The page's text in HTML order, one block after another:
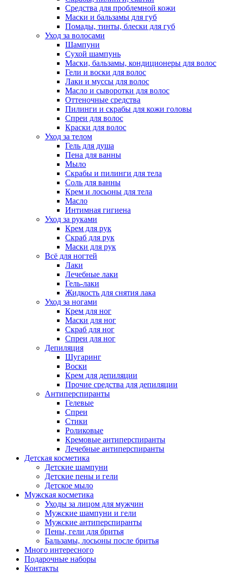
Средства для проблемной кожи
Маски и бальзамы для губ
Помады, тинты, блески для губ
Уход за волосами
Шампуни
Сухой шампунь
Маски, бальзамы, кондиционеры для волос
Гели и воски для волос
Лаки и муссы для волос
Масло и сыворотки для волос
Оттеночные средства
Пилинги и скрабы для кожи головы
Спреи для волос
Краски для волос
Уход за телом
Гель для душа
Пена для ванны
Мыло
Скрабы и пилинги для тела
Соль для ванны
Крем и лосьоны для тела
Масло
Интимная гигиена
Уход за руками
Крем для рук
Скраб для рук
Маски для рук
Всё для ногтей
Лаки
Лечебные лаки
Гель-лаки
Жидкость для снятия лака
Уход за ногами
Крем для ног
Маски для ног
Скраб для ног
Спреи для ног
Депиляция
Шугаринг
Воски
Крем для депиляции
Прочие средства для депиляции
Антиперспиранты
Гелевые
Спреи
Стики
Роликовые
Кремовые антиперспиранты
Лечебные антиперспиранты
Детская косметика
Детские шампуни
Детские пены и гели
Детское мыло
Мужская косметика
Уходы за лицом для мужчин
Мужские шампуни и гели
Мужские антиперспиранты
Пены, гели для бритья
Бальзамы, лосьоны после бритья
Много интересного
Подарочные наборы
Контакты